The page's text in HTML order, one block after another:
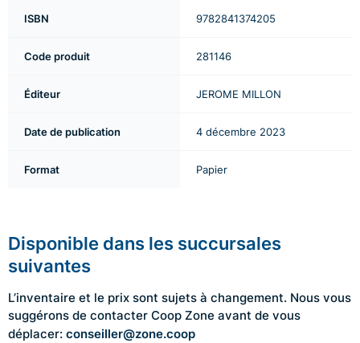
ISBN 9782841374205
Code produit 281146
Éditeur JEROME MILLON
Date de publication 4 décembre 2023
Format Papier
Disponible dans les succursales
suivantes
L’inventaire et le prix sont sujets à changement. Nous vous
suggérons de contacter Coop Zone avant de vous
déplacer: conseiller@zone.coop